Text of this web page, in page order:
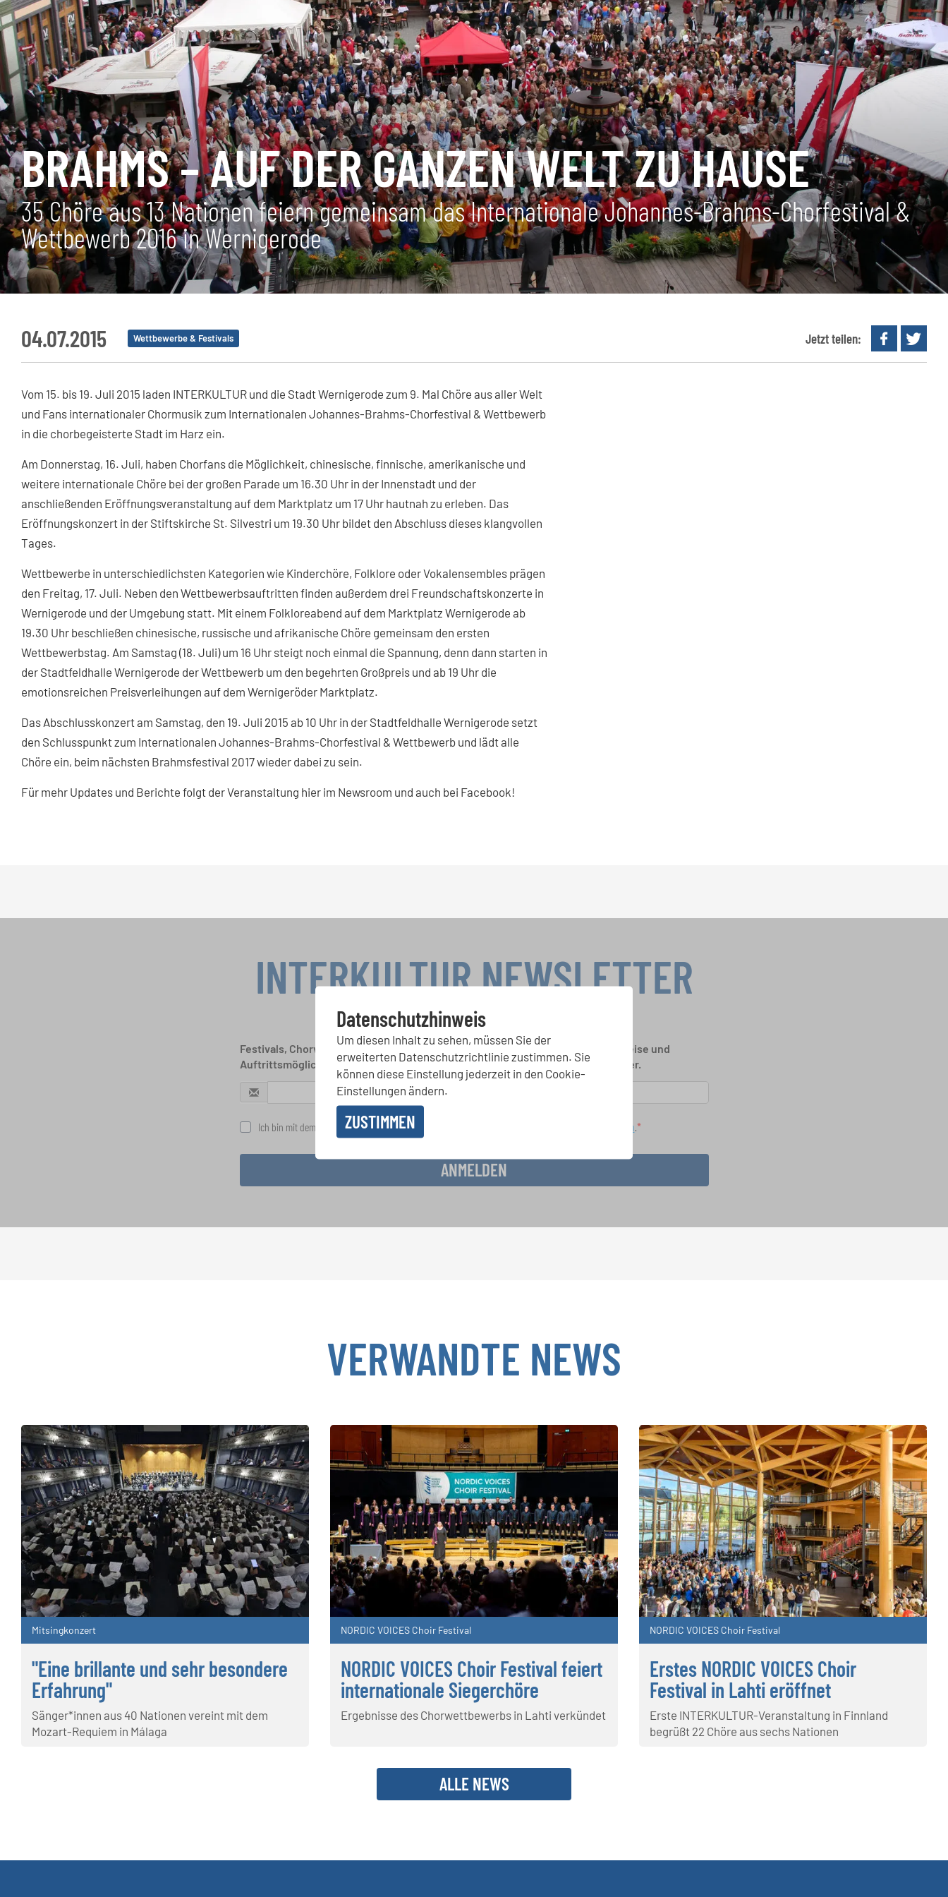
BRAHMS – AUF DER GANZEN WELT ZU HAUSE
35 Chöre aus 13 Nationen feiern gemeinsam das Internationale Johannes-Brahms-Chorfestival &
Wettbewerb 2016 in Wernigerode
04.07.2015 Wettbewerbe & Festivals Jetzt teilen:
Vom 15. bis 19. Juli 2015 laden INTERKULTUR und die Stadt Wernigerode zum 9. Mal Chöre aus aller Welt
und Fans internationaler Chormusik zum Internationalen Johannes-Brahms-Chorfestival & Wettbewerb
in die chorbegeisterte Stadt im Harz ein.
Am Donnerstag, 16. Juli, haben Chorfans die Möglichkeit, chinesische, finnische, amerikanische und
weitere internationale Chöre bei der großen Parade um 16.30 Uhr in der Innenstadt und der
anschließenden Eröffnungsveranstaltung auf dem Marktplatz um 17 Uhr hautnah zu erleben. Das
Eröffnungskonzert in der Stiftskirche St. Silvestri um 19.30 Uhr bildet den Abschluss dieses klangvollen
Tages.
Wettbewerbe in unterschiedlichsten Kategorien wie Kinderchöre, Folklore oder Vokalensembles prägen
den Freitag, 17. Juli. Neben den Wettbewerbsauftritten finden außerdem drei Freundschaftskonzerte in
Wernigerode und der Umgebung statt. Mit einem Folkloreabend auf dem Marktplatz Wernigerode ab
19.30 Uhr beschließen chinesische, russische und afrikanische Chöre gemeinsam den ersten
Wettbewerbstag. Am Samstag (18. Juli) um 16 Uhr steigt noch einmal die Spannung, denn dann starten in
der Stadtfeldhalle Wernigerode der Wettbewerb um den begehrten Großpreis und ab 19 Uhr die
emotionsreichen Preisverleihungen auf dem Wernigeröder Marktplatz.
Das Abschlusskonzert am Samstag, den 19. Juli 2015 ab 10 Uhr in der Stadtfeldhalle Wernigerode setzt
den Schlusspunkt zum Internationalen Johannes-Brahms-Chorfestival & Wettbewerb und lädt alle
Chöre ein, beim nächsten Brahmsfestival 2017 wieder dabei zu sein.
Für mehr Updates und Berichte folgt der Veranstaltung hier im Newsroom und auch bei Facebook!
Datenschutzhinweis
Um diesen Inhalt zu sehen, müssen Sie der
erweiterten Datenschutzrichtlinie zustimmen. Sie
können diese Einstellung jederzeit in den Cookie-
Einstellungen ändern.
ZUSTIMMEN
INTERKULTUR NEWSLETTER
Festivals, Chorwettbewerbe, Mitsingprojekte: Besondere Veranstaltungshinweise und
Auftrittsmöglichkeiten bekommen Sie im kostenlosen INTERKULTUR-Newsletter.
Ich bin mit dem Erhalt des Newsletters einverstanden und akzeptiere die Datenschutzbestimmungen.
ANMELDEN
VERWANDTE NEWS
Mitsingkonzert
"Eine brillante und sehr besondere
Erfahrung"
Sänger*innen aus 40 Nationen vereint mit dem
Mozart-Requiem in Málaga
NORDIC VOICES Choir Festival
NORDIC VOICES Choir Festival feiert
internationale Siegerchöre
Ergebnisse des Chorwettbewerbs in Lahti verkündet
NORDIC VOICES Choir Festival
Erstes NORDIC VOICES Choir
Festival in Lahti eröffnet
Erste INTERKULTUR-Veranstaltung in Finnland
begrüßt 22 Chöre aus sechs Nationen
ALLE NEWS